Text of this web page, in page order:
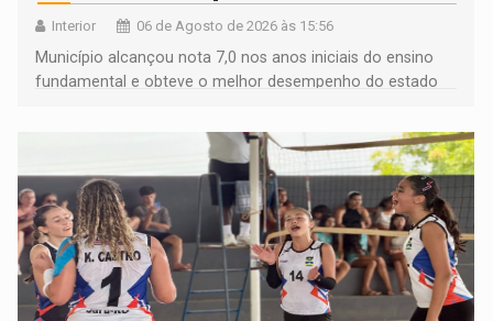
Interior 06 de Agosto de 2026 às 15:56
Município alcançou nota 7,0 nos anos iniciais do ensino
fundamental e obteve o melhor desempenho do estado